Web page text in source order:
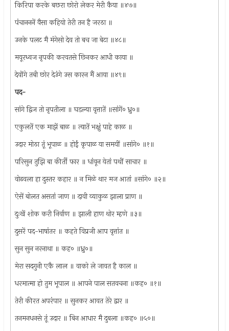
किरिपा करके बछरा छोरो लेकर मेरी कैया ॥४७॥
पंचानननें वैसा कहियो तेरी तन है जरठा ॥
उनके पलट मै मंगेसो देव तो बच जा बेटा ॥४८॥
मयूरध्वज नृपकी करवतसे छिनकर आधी काया ॥
देवोंगे तबी छोर देउंगे उस कारन मैं आया ॥४९॥
पद-
सांगे द्विज तो नृपतीला ॥ घडल्या वृत्तातें ॥सांगें० ध्रु०॥
एकुलतें एक माझें बाळ ॥ त्यातें भक्षुं पाहे काळ ॥
उदार मोठा तूं भूपाळ ॥ होईं कृपाळ या समयीं ॥सांगे० ॥१॥
परिसुन तुझि बा कीर्ती फार ॥ धांवून येतां पथीं साचार ॥
वोढवला हा दुस्तर कहार ॥ न मिळे थार मज आतां ॥सांगे० ॥२॥
ऐसें बोलत असतां जाण ॥ दावी व्याकुळ झाला प्राण ॥
दुःखें शोक करी निर्वाण ॥ झाली हाण थोर म्हणे ॥३॥
दुसरें पद-भाषांतर ॥ कहते विप्रजी आप वृत्तांत ॥
सुन सुन नरनाथा ॥ कह० ॥ध्रु०॥
मेरा सदगुनी एकै लाल ॥ वाको ले जावत है काल ॥
धरमात्मा हो तुम भूपाल ॥ आपने पाल सतवचना ॥कह० ॥१॥
तेरी कीरत अपरंपार ॥ सुनकर आवत तेरे द्वार ॥
तनमनधनसे तूं उदार ॥ बिन आधार मै दुबला ॥कह० ॥५०॥